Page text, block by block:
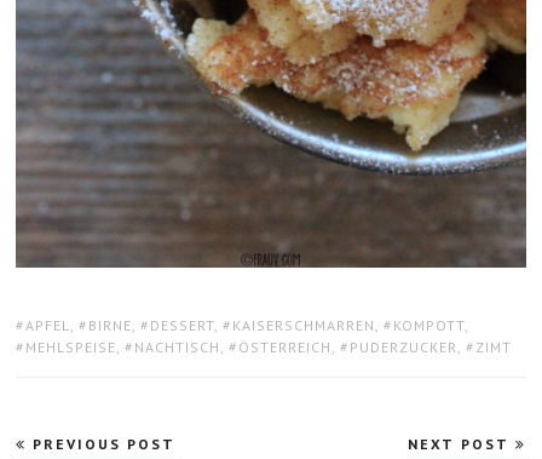
TAGS:
APFEL, BIRNE, DESSERT, KAISERSCHMARREN , KOMPOTT,
MEHLSPEISE, NACHTISCH , ÖSTERREICH , PUDERZUCKER, ZIMT
Beitragsnavigation
PREVIOUS POST NEXT POST